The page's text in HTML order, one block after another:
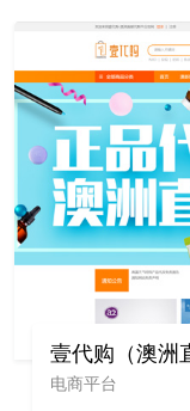
壹代购（澳洲
电商平台